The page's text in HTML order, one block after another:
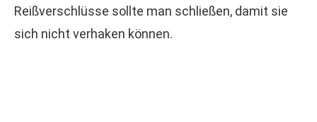
Reißverschlüsse sollte man schließen, damit sie
sich nicht verhaken können.